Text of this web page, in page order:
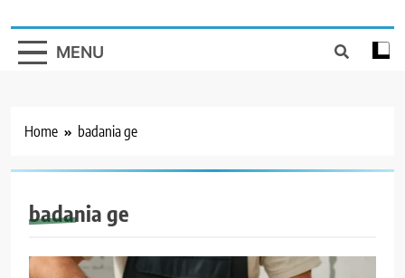
MENU
Home badania ge
badania ge